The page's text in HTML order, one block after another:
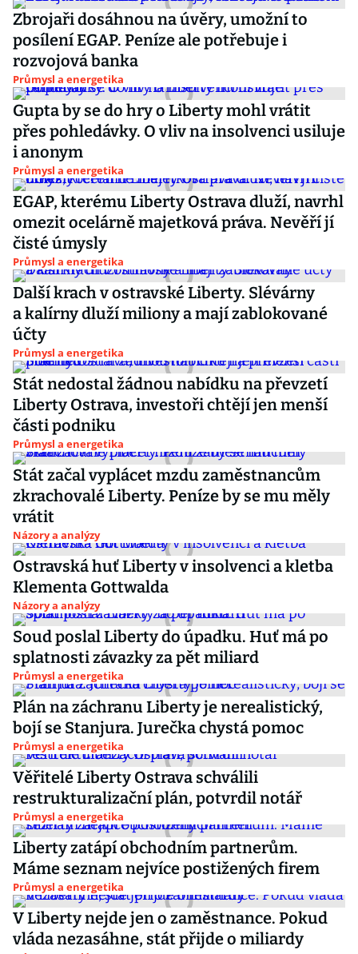
Zbrojaři dosáhnou na úvěry, umožní to
posílení EGAP. Peníze ale potřebuje i
rozvojová banka
Průmysl a energetika
Gupta by se do hry o Liberty mohl vrátit
přes pohledávky. O vliv na insolvenci usiluje
i anonym
Průmysl a energetika
EGAP, kterému Liberty Ostrava dluží, navrhl
omezit ocelárně majetková práva. Nevěří jí
čisté úmysly
Průmysl a energetika
Další krach v ostravské Liberty. Slévárny
a kalírny dluží miliony a mají zablokované
účty
Průmysl a energetika
Stát nedostal žádnou nabídku na převzetí
Liberty Ostrava, investoři chtějí jen menší
části podniku
Průmysl a energetika
Stát začal vyplácet mzdu zaměstnancům
zkrachovalé Liberty. Peníze by se mu měly
vrátit
Názory a analýzy
Ostravská huť Liberty v insolvenci a kletba
Klementa Gottwalda
Názory a analýzy
Soud poslal Liberty do úpadku. Huť má po
splatnosti závazky za pět miliard
Průmysl a energetika
Plán na záchranu Liberty je nerealistický,
bojí se Stanjura. Jurečka chystá pomoc
Průmysl a energetika
Věřitelé Liberty Ostrava schválili
restrukturalizační plán, potvrdil notář
Průmysl a energetika
Liberty zatápí obchodním partnerům.
Máme seznam nejvíce postižených firem
Průmysl a energetika
V Liberty nejde jen o zaměstnance. Pokud
vláda nezasáhne, stát přijde o miliardy